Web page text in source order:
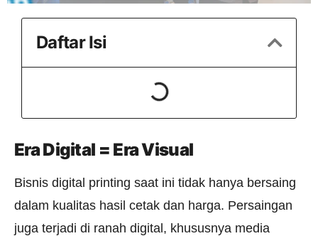
Daftar Isi
Era Digital = Era Visual
Bisnis digital printing saat ini tidak hanya bersaing
dalam kualitas hasil cetak dan harga. Persaingan
juga terjadi di ranah digital, khususnya media